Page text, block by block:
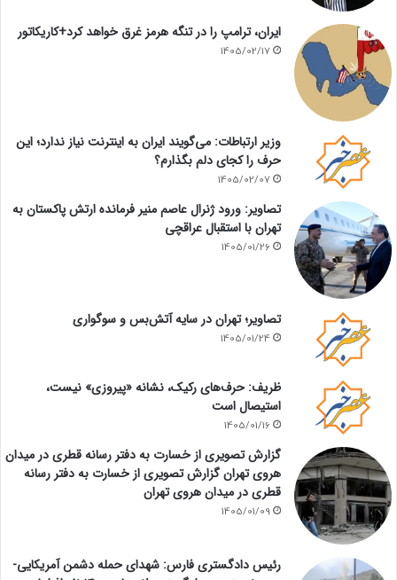
ایران، ترامپ را در تنگه هرمز غرق خواهد کرد+کاریکاتور
1405/02/17
وزیر ارتباطات: می‌گویند ایران به اینترنت نیاز ندارد؛ این
حرف را کجای دلم بگذارم؟
1405/02/07
تصاویر: ورود ژنرال عاصم منیر فرمانده ارتش پاکستان به
تهران با استقبال عراقچی
1405/01/26
تصاویر؛ تهران در سایه آتش‌بس و سوگواری
1405/01/24
ظریف: حرف‌های رکیک، نشانه «پیروزی» نیست،
استیصال است
1405/01/16
گزارش تصویری از خسارت به دفتر رسانه قطری در میدان
هروی تهران گزارش تصویری از خسارت به دفتر رسانه
قطری در میدان هروی تهران
1405/01/09
رئیس دادگستری فارس: شهدای حمله دشمن آمریکایی-